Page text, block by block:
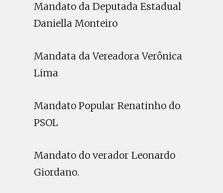
Mandato da Deputada Estadual
Daniella Monteiro
Mandata da Vereadora Verônica
Lima
Mandato Popular Renatinho do
PSOL
Mandato do verador Leonardo
Giordano.